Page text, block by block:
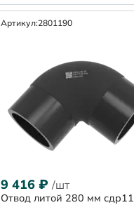
Артикул:2801190
9 416 ₽ /шт
Отвод литой 280 мм сдр11